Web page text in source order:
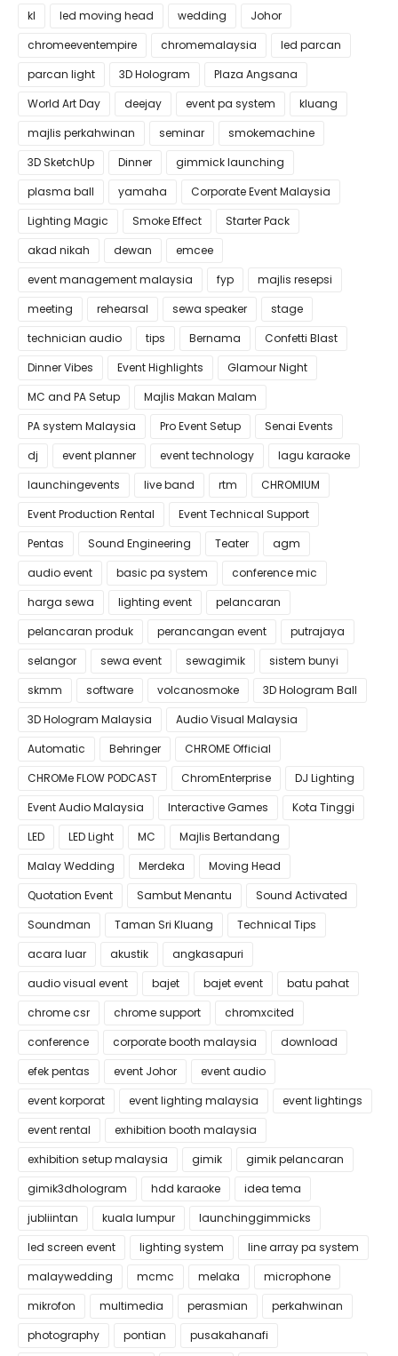
kl led moving head wedding
Johor
chromeeventempire
chromemalaysia
led parcan
parcan light
3D Hologram
Plaza Angsana
World Art Day
deejay event pa system
kluang
majlis perkahwinan
seminar
smokemachine
3D SketchUp
Dinner
gimmick launching
plasma ball
yamaha
Corporate Event Malaysia
Lighting Magic
Smoke Effect
Starter Pack
akad nikah
dewan
emcee
event management malaysia
fyp
majlis resepsi
meeting
rehearsal sewa speaker
stage
technician audio
tips Bernama
Confetti Blast
Dinner Vibes
Event Highlights
Glamour Night
MC and PA Setup
Majlis Makan Malam
PA system Malaysia
Pro Event Setup
Senai Events
dj
event planner event technology
lagu karaoke
launchingevents
live band rtm
CHROMIUM
Event Production Rental
Event Technical Support
Pentas
Sound Engineering Teater
agm
audio event
basic pa system
conference mic
harga sewa
lighting event
pelancaran
pelancaran produk
perancangan event
putrajaya
selangor
sewa event sewagimik
sistem bunyi
skmm
software volcanosmoke
3D Hologram Ball
3D Hologram Malaysia
Audio Visual Malaysia
Automatic
Behringer
CHROME Official
CHROMe FLOW PODCAST
ChromEnterprise
DJ Lighting
Event Audio Malaysia
Interactive Games
Kota Tinggi
LED
LED Light MC
Majlis Bertandang
Malay Wedding
Merdeka
Moving Head
Quotation Event
Sambut Menantu
Sound Activated
Soundman
Taman Sri Kluang
Technical Tips
acara luar
akustik
angkasapuri
audio visual event
bajet bajet event
batu pahat
chrome csr
chrome support
chromxcited
conference
corporate booth malaysia
download
efek pentas
event Johor
event audio
event korporat
event lighting malaysia
event lightings
event rental
exhibition booth malaysia
exhibition setup malaysia
gimik
gimik pelancaran
gimik3dhologram
hdd karaoke
idea tema
jubliintan
kuala lumpur
launchinggimmicks
led screen event
lighting system
line array pa system
malaywedding
mcmc melaka
microphone
mikrofon
multimedia perasmian
perkahwinan
photography
pontian
pusakahanafi